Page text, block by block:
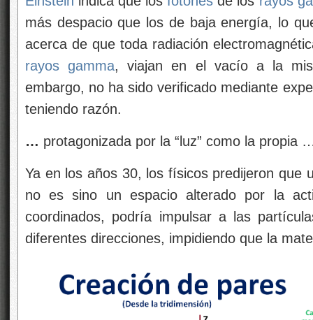
más despacio que los de baja energía, lo
acerca de que toda radiación
rayos gamma, viajan en el vacío a la
embargo, no ha sido verificado mediante
teniendo razón.
… protagonizada por la “luz” como la propia
Ya en los años 30, los físicos predijeron que
no es sino un espacio alterado por la
coordinados, podría impulsar a las
diferentes direcciones, impidiendo que la